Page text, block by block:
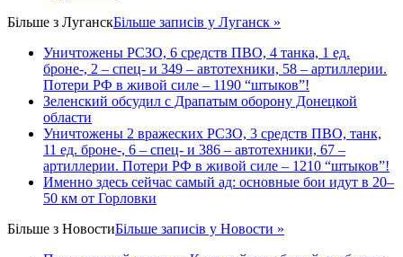
Більше з ЛуганскБільше записів у Луганск »
Уничтожены РСЗО, 6 средств ПВО, 4 танка, 1 ед.
броне-, 2 – спец- и 349 – автотехники, 58 – артиллерии.
Потери РФ в живой силе – 1190 “штыков”!
Зеленский обсудил с Драпатым оборону Донецкой
области
Уничтожены 2 вражеских РСЗО, 3 средств ПВО, танк,
11 ед. броне-, 6 – спец- и 386 – автотехники, 67 –
артиллерии. Потери РФ в живой силе – 1210 “штыков”!
Именно здесь сейчас самый ад: основные бои идут в 20–
50 км от Горловки
Більше з НовостиБільше записів у Новости »